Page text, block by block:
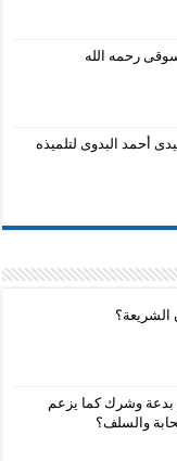
رحمه الله
أحمد البدوى لتلميذه
الشريعة؟
بدعة وشرك كما يزعم
والسلف؟